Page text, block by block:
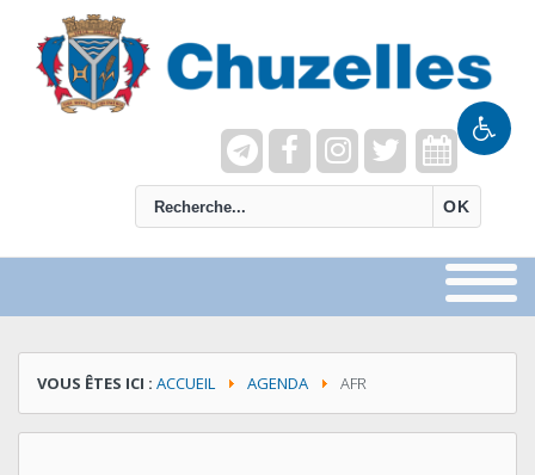
OK
VOUS ÊTES ICI : ACCUEIL AGENDA AFR